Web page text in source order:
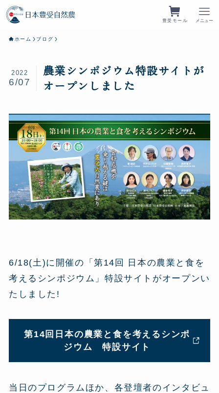
豊受モール メニュー
ホーム ブログ
農業シンポジウム特設サイトが
オープンしました
2022
6/07
6/18(土)に開催の「第14回 日本の農業と食を
考えるシンポジウム」特設サイトがオープンい
たしました!
第14回日本の農業と食を考えるシンポ
ジウム 特設サイト
当日のプログラムほか、各登壇者のインタビュ